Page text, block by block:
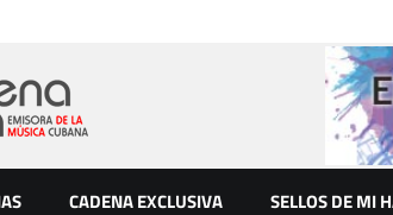
CADENA EXCLUSIVA SELLOS DE MI